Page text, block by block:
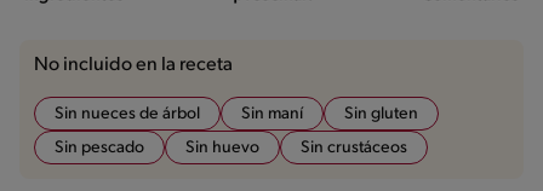
No incluido en la receta
Sin nueces de árbol Sin maní
Sin gluten
Sin pescado
Sin huevo Sin crustáceos